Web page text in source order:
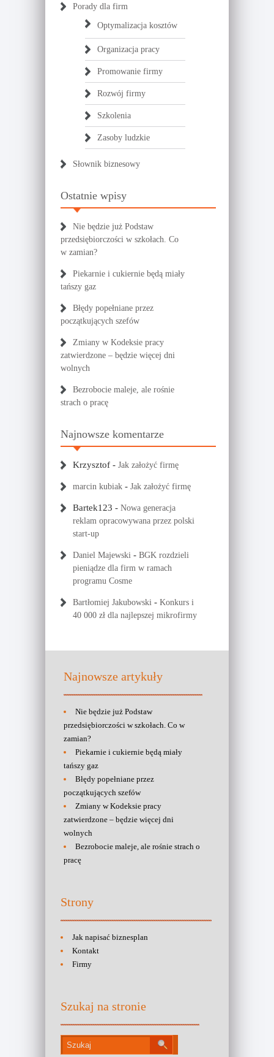
Porady dla firm
Optymalizacja kosztów
Organizacja pracy
Promowanie firmy
Rozwój firmy
Szkolenia
Zasoby ludzkie
Słownik biznesowy
Ostatnie wpisy
Nie będzie już Podstaw
przedsiębiorczości w szkołach. Co
w zamian?
Piekarnie i cukiernie będą miały
tańszy gaz
Błędy popełniane przez
początkujących szefów
Zmiany w Kodeksie pracy
zatwierdzone – będzie więcej dni
wolnych
Bezrobocie maleje, ale rośnie
strach o pracę
Najnowsze komentarze
Krzysztof - Jak założyć firmę
marcin kubiak - Jak założyć firmę
Bartek123 - Nowa generacja
reklam opracowywana przez polski
start-up
Daniel Majewski - BGK rozdzieli
pieniądze dla firm w ramach
programu Cosme
Bartłomiej Jakubowski - Konkurs i
40 000 zł dla najlepszej mikrofirmy
Najnowsze artykuły
Nie będzie już Podstaw
przedsiębiorczości w szkołach. Co w
zamian?
Piekarnie i cukiernie będą miały
tańszy gaz
Błędy popełniane przez
początkujących szefów
Zmiany w Kodeksie pracy
zatwierdzone – będzie więcej dni
wolnych
Bezrobocie maleje, ale rośnie strach o
pracę
Strony
Jak napisać biznesplan
Kontakt
Firmy
Szukaj na stronie